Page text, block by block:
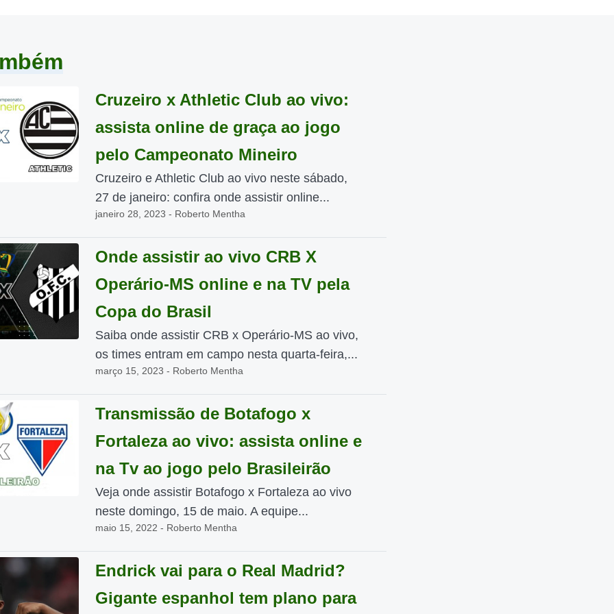
Cruzeiro x Athletic Club ao vivo:
assista online de graça ao jogo
pelo Campeonato Mineiro
Cruzeiro e Athletic Club ao vivo neste sábado,
27 de janeiro: confira onde assistir online...
janeiro 28, 2023 - Roberto Mentha
Onde assistir ao vivo CRB X
Operário-MS online e na TV pela
Copa do Brasil
Saiba onde assistir CRB x Operário-MS ao vivo,
os times entram em campo nesta quarta-feira,...
março 15, 2023 - Roberto Mentha
Transmissão de Botafogo x
Fortaleza ao vivo: assista online e
na Tv ao jogo pelo Brasileirão
Veja onde assistir Botafogo x Fortaleza ao vivo
neste domingo, 15 de maio. A equipe...
maio 15, 2022 - Roberto Mentha
Endrick vai para o Real Madrid?
Gigante espanhol tem plano para